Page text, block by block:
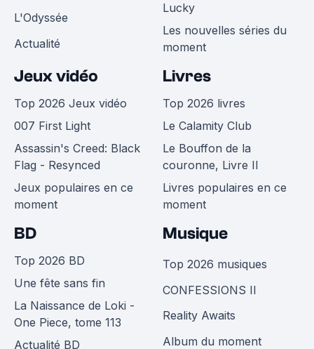
L'Odyssée
Actualité
Lucky
Les nouvelles séries du
moment
Jeux vidéo
Top 2026 Jeux vidéo
007 First Light
Assassin's Creed: Black
Flag - Resynced
Jeux populaires en ce
moment
Livres
Top 2026 livres
Le Calamity Club
Le Bouffon de la
couronne, Livre II
Livres populaires en ce
moment
BD
Top 2026 BD
Une fête sans fin
La Naissance de Loki -
One Piece, tome 113
Actualité BD
Musique
Top 2026 musiques
CONFESSIONS II
Reality Awaits
Album du moment